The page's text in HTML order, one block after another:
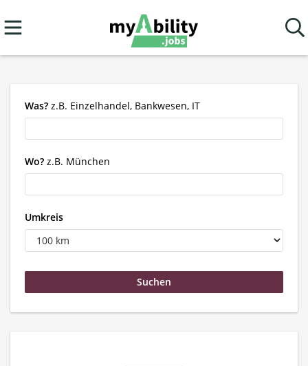
Was? z.B. Einzelhandel, Bankwesen, IT
Wo? z.B. München
Umkreis